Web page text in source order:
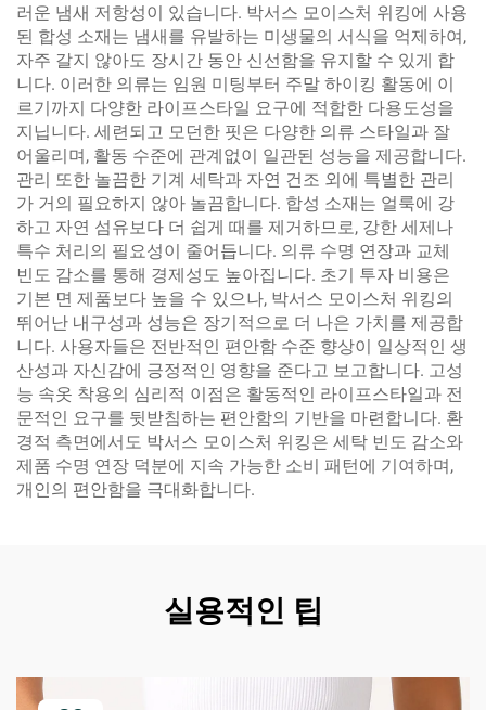
러운 냄새 저항성이 있습니다. 박서스 모이스처 위킹에 사용
된 합성 소재는 냄새를 유발하는 미생물의 서식을 억제하여,
자주 갈지 않아도 장시간 동안 신선함을 유지할 수 있게 합
니다. 이러한 의류는 임원 미팅부터 주말 하이킹 활동에 이
르기까지 다양한 라이프스타일 요구에 적합한 다용도성을
지닙니다. 세련되고 모던한 핏은 다양한 의류 스타일과 잘
어울리며, 활동 수준에 관계없이 일관된 성능을 제공합니다.
관리 또한 놀끔한 기계 세탁과 자연 건조 외에 특별한 관리
가 거의 필요하지 않아 놀끔합니다. 합성 소재는 얼룩에 강
하고 자연 섬유보다 더 쉽게 때를 제거하므로, 강한 세제나
특수 처리의 필요성이 줄어듭니다. 의류 수명 연장과 교체
빈도 감소를 통해 경제성도 높아집니다. 초기 투자 비용은
기본 면 제품보다 높을 수 있으나, 박서스 모이스처 위킹의
뛰어난 내구성과 성능은 장기적으로 더 나은 가치를 제공합
니다. 사용자들은 전반적인 편안함 수준 향상이 일상적인 생
산성과 자신감에 긍정적인 영향을 준다고 보고합니다. 고성
능 속옷 착용의 심리적 이점은 활동적인 라이프스타일과 전
문적인 요구를 뒷받침하는 편안함의 기반을 마련합니다. 환
경적 측면에서도 박서스 모이스처 위킹은 세탁 빈도 감소와
제품 수명 연장 덕분에 지속 가능한 소비 패턴에 기여하며,
개인의 편안함을 극대화합니다.
실용적인 팁